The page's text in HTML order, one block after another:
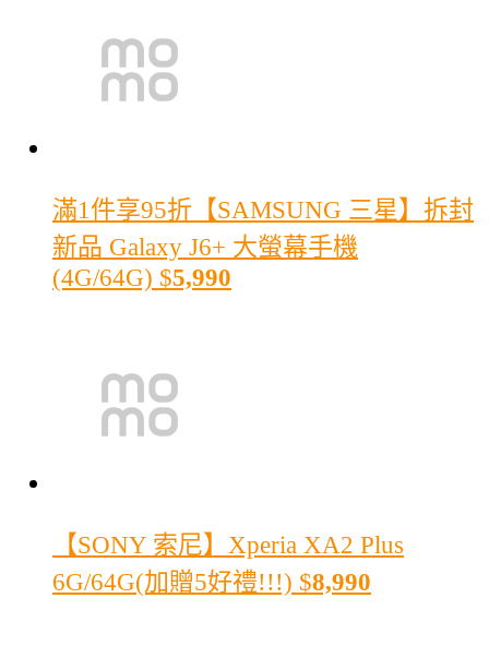
滿1件享95折 【SAMSUNG 三星】拆封
新品 Galaxy J6+ 大螢幕手機
(4G/64G) $5,990
【SONY 索尼】Xperia XA2 Plus
6G/64G(加贈5好禮!!!) $8,990